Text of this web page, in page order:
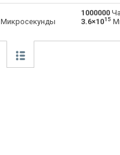
Микросекунды
1000000
3.6×1015